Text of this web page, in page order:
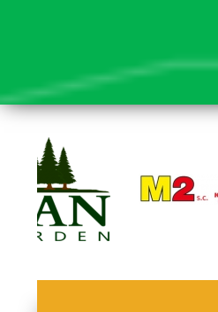
lorem ipsum